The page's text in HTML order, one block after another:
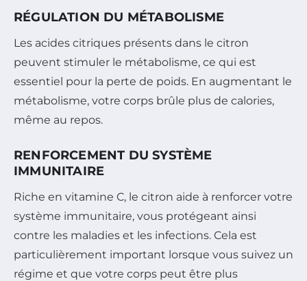
RÉGULATION DU MÉTABOLISME
Les acides citriques présents dans le citron
peuvent stimuler le métabolisme, ce qui est
essentiel pour la perte de poids. En augmentant le
métabolisme, votre corps brûle plus de calories,
même au repos.
RENFORCEMENT DU SYSTÈME
IMMUNITAIRE
Riche en vitamine C, le citron aide à renforcer votre
système immunitaire, vous protégeant ainsi
contre les maladies et les infections. Cela est
particulièrement important lorsque vous suivez un
régime et que votre corps peut être plus